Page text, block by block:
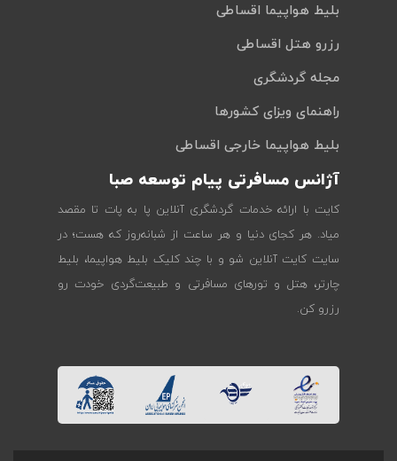
بلیط هواپیما اقساطی
رزرو هتل اقساطی
مجله گردشگری
راهنمای ویزای کشورها
بلیط هواپیما خارجی اقساطی
آژانس مسافرتی پیام توسعه صبا
کایت با ارائه خدمات گردشگری آنلاین پا به پات تا مقصد
میاد. هر کجای دنیا و هر ساعت از شبانه‌روز که هست؛ در
سایت کایت آنلاین شو و با چند کلیک بلیط هواپیما، بلیط
چارتر، هتل و تورهای مسافرتی و طبیعت‌گردی خودت رو
رزرو کن.